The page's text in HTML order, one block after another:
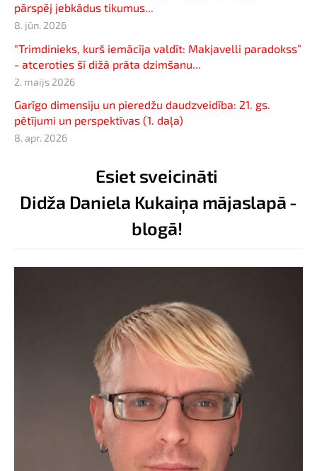
pārspēj jebkādus tikumus...
8. jūn. 2026
"Trimdinieks, kurš iemācīja valdīt: Makjavelli paradokss”
- atceroties šī dižā prāta dzimšanu...
2. maijs 2026
Garīgo dimensiju un pieredžu daudzveidība: 21. gs.
pētījumi un perspektīvas (1. daļa)
8. apr. 2026
Esiet sveicināti
Didža Daniela Kukaiņa mājaslapā -
blogā!